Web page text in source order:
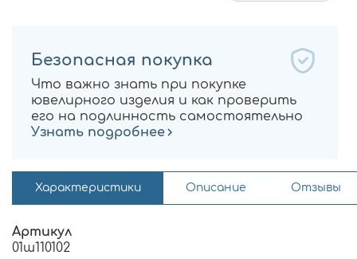
Безопасная покупка
Что важно знать при покупке
ювелирного изделия и как проверить
его на подлинность самостоятельно
Узнать подробнее
Характеристики Описание Отзывы
Артикул
01ш110102